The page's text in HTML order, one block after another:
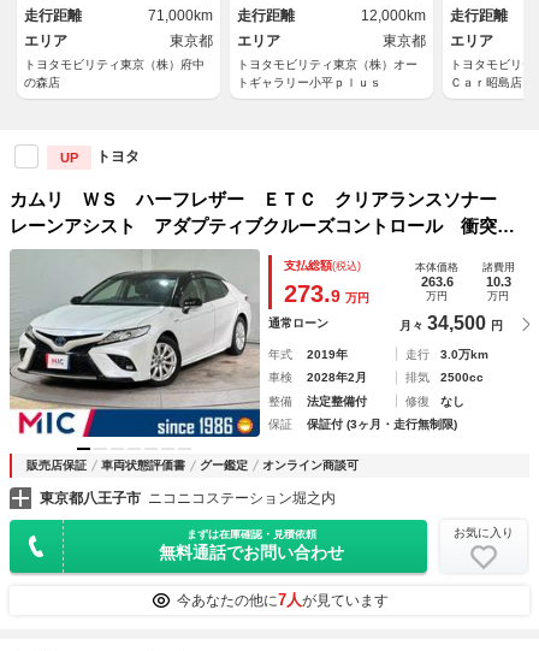
イドエアバック
走行距離
71,000km
エリア
東京都
トヨタモビリティ東京（株）府中
の森店
走行距離
12,000km
エリア
東京都
トヨタモビリティ東京（株）オー
トギャラリー小平ｐｌｕｓ
走行距離
エリア
トヨタモビリ
Ｃａｒ昭島店
UP トヨタ
カムリ ＷＳ ハーフレザー ＥＴＣ クリアランスソナー
レーンアシスト アダプティブクルーズコントロール 衝突被
害軽減システム バックカメラ ナビ ＴＶ アルミホイー
ル オートマチックハイビーム オートライト
支払総額(税込)
273.9 万円
本体価格
263.6
万円
諸費用
10.3
万円
通常ローン 月々 34,500 円
年式 2019年 走行
3.0万km
車検
2028年2月 排気
2500cc
整備
法定整備付 修復
なし
保証
保証付 (3ヶ月・走行無制限)
販売店保証 車両状態評価書 グー鑑定 オンライン商談可
東京都八王子市 ニコニコステーション堀之内
まずは在庫確認・見積依頼
無料通話でお問い合わせ
お気に入り
今あなたの他に7人が見ています